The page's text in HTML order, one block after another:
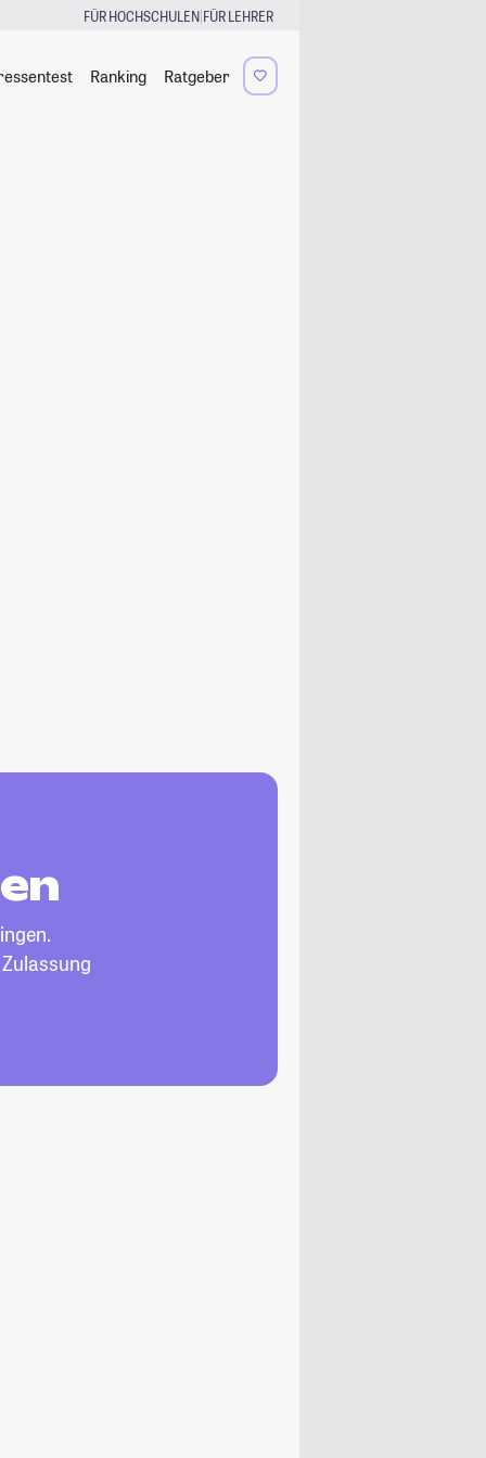
FÜR HOCHSCHULEN|FÜR LEHRER
Ranking Ratgeber